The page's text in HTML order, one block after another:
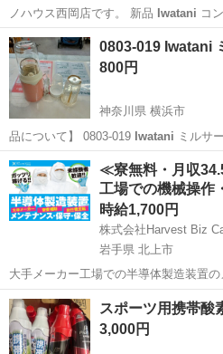
ノハウス西岡店です。 新品 Iwatani コ
FW…
北海道 札幌市
0803-019 Iwatani
800円
神奈川県 横浜市
品について】 0803-019 Iwatani
神奈川 横浜市 キッチン家電
≪寮無料・月収
工場での機械操作
時給1,700円
株式会社Harvest Biz
岩手県 北上市
大手メーカー工場での半導体製造装置のメ
内容 ＼フラッシュメモリの製造を行う
点検のお仕事／ 新工場新設に伴い、請負現場の立ち上げを行います！
※立ち上げ時期目安：2...
岩手 北上市 その他
スポーツ用携帯酸
3,000円